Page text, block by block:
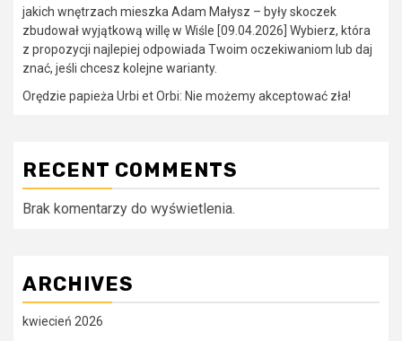
jakich wnętrzach mieszka Adam Małysz – były skoczek
zbudował wyjątkową willę w Wiśle [09.04.2026] Wybierz, która
z propozycji najlepiej odpowiada Twoim oczekiwaniom lub daj
znać, jeśli chcesz kolejne warianty.
Orędzie papieża Urbi et Orbi: Nie możemy akceptować zła!
RECENT COMMENTS
Brak komentarzy do wyświetlenia.
ARCHIVES
kwiecień 2026